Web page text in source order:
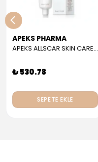
APEKS PHARMA
APEKS ALLSCAR SKIN CARE GEL 30 ML
₺ 530.78
SEPETE EKLE